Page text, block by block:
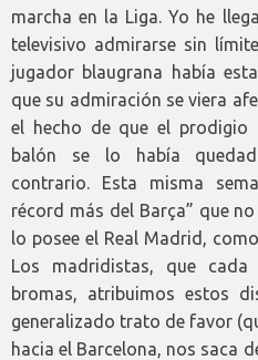
marcha en la Liga. Yo he
televisivo admirarse sin
jugador blaugrana había
que su admiración se viera
el hecho de que el prodigio
balón se lo había
contrario. Esta misma
récord más del Barça” que
lo posee el Real Madrid,
Los madridistas, que
bromas, atribuimos estos
generalizado trato de favor
hacia el Barcelona, nos saca